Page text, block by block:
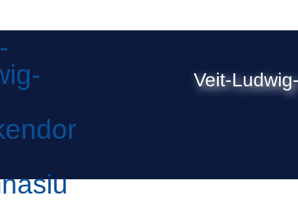
Veit-